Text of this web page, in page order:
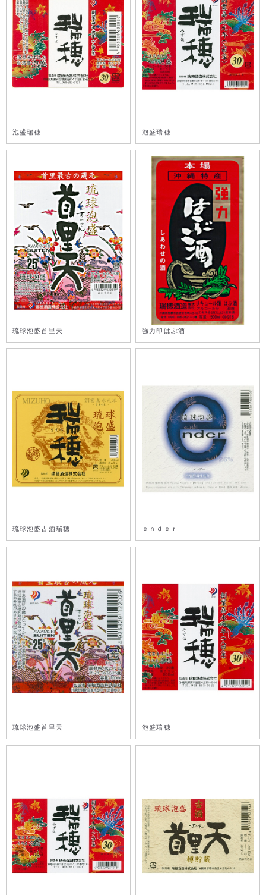
泡盛瑞穂 泡盛瑞穂
琉球泡盛首里天 強力印はぶ酒
琉球泡盛古酒瑞穂 ｅｎｄｅｒ
琉球泡盛首里天 泡盛瑞穂